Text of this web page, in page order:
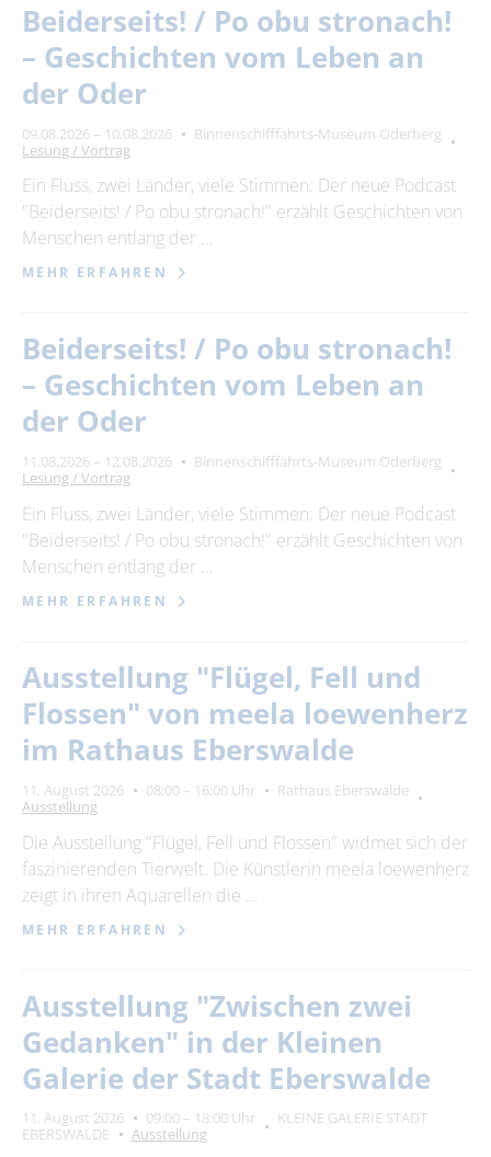
Beiderseits! / Po obu stronach!
– Geschichten vom Leben an
der Oder
09.08.2026 – 10.08.2026
Binnenschifffahrts-Museum Oderberg
Lesung / Vortrag
Ein Fluss, zwei Länder, viele Stimmen: Der neue Podcast
"Beiderseits! / Po obu stronach!" erzählt Geschichten von
Menschen entlang der …
MEHR ERFAHREN
Beiderseits! / Po obu stronach!
– Geschichten vom Leben an
der Oder
11.08.2026 – 12.08.2026
Binnenschifffahrts-Museum Oderberg
Lesung / Vortrag
Ein Fluss, zwei Länder, viele Stimmen: Der neue Podcast
"Beiderseits! / Po obu stronach!" erzählt Geschichten von
Menschen entlang der …
MEHR ERFAHREN
Ausstellung "Flügel, Fell und
Flossen" von meela loewenherz
im Rathaus Eberswalde
11. August 2026 08:00 – 16:00 Uhr
Rathaus Eberswalde
Ausstellung
Die Ausstellung "Flügel, Fell und Flossen" widmet sich der
faszinierenden Tierwelt. Die Künstlerin meela loewenherz
zeigt in ihren Aquarellen die …
MEHR ERFAHREN
Ausstellung "Zwischen zwei
Gedanken" in der Kleinen
Galerie der Stadt Eberswalde
11. August 2026 09:00 – 18:00 Uhr
KLEINE GALERIE STADT
EBERSWALDE
Ausstellung